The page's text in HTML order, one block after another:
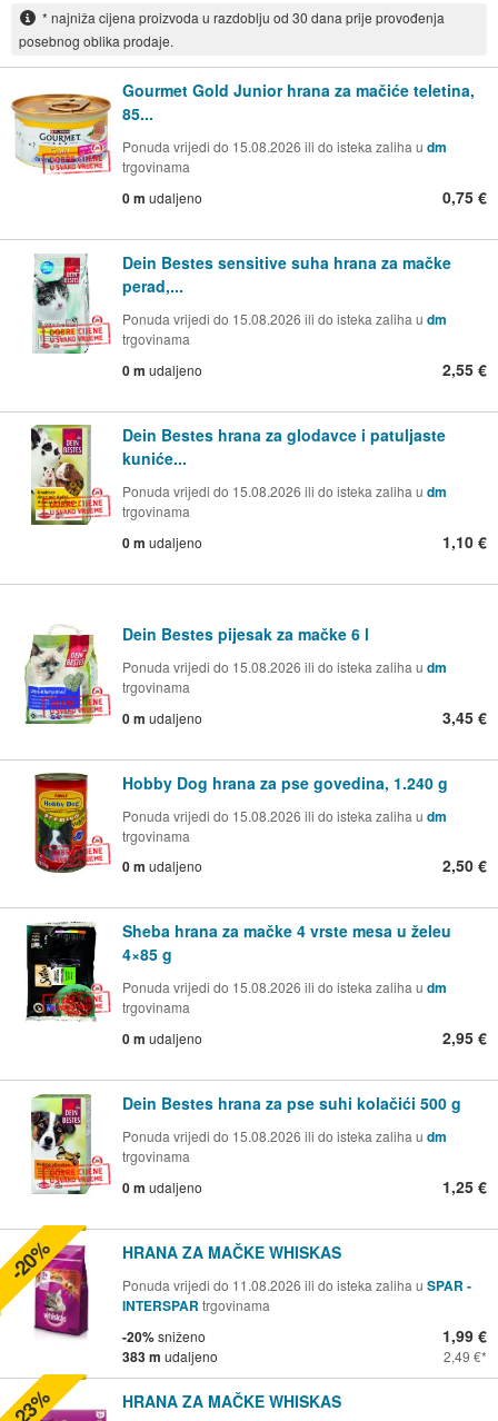
* najniža cijena proizvoda u razdoblju od 30 dana prije provođenja
posebnog oblika prodaje.
Gourmet Gold Junior hrana za mačiće teletina,
85...
Ponuda vrijedi do 15.08.2026 ili do isteka zaliha u dm
trgovinama
0 m udaljeno 0,75 €
Dein Bestes sensitive suha hrana za mačke
perad,...
Ponuda vrijedi do 15.08.2026 ili do isteka zaliha u dm
trgovinama
0 m udaljeno 2,55 €
Dein Bestes hrana za glodavce i patuljaste
kuniće...
Ponuda vrijedi do 15.08.2026 ili do isteka zaliha u dm
trgovinama
0 m udaljeno 1,10 €
Dein Bestes pijesak za mačke 6 l
Ponuda vrijedi do 15.08.2026 ili do isteka zaliha u dm
trgovinama
0 m udaljeno 3,45 €
Hobby Dog hrana za pse govedina, 1.240 g
Ponuda vrijedi do 15.08.2026 ili do isteka zaliha u dm
trgovinama
0 m udaljeno 2,50 €
Sheba hrana za mačke 4 vrste mesa u želeu
4×85 g
Ponuda vrijedi do 15.08.2026 ili do isteka zaliha u dm
trgovinama
0 m udaljeno 2,95 €
Dein Bestes hrana za pse suhi kolačići 500 g
Ponuda vrijedi do 15.08.2026 ili do isteka zaliha u dm
trgovinama
0 m udaljeno 1,25 €
HRANA ZA MAČKE WHISKAS
Ponuda vrijedi do 11.08.2026 ili do isteka zaliha u SPAR -
INTERSPAR trgovinama
-20%sniženo
383 m udaljeno
1,99 €
2,49 €
-20%
HRANA ZA MAČKE WHISKAS
-23%